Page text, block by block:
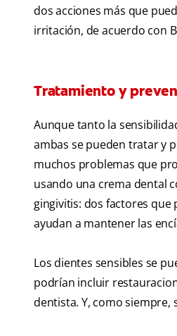
dos acciones más que
irritación, de acuerdo con
Tratamiento y
Aunque tanto la
ambas se pueden tratar y
muchos problemas que
usando una crema dental
gingivitis: dos factores que
ayudan a mantener las
Los dientes sensibles se
podrían incluir
dentista. Y, como siempre,